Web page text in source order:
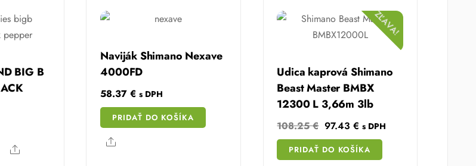
BIG B
Share
Naviják Shimano Nexave
4000FD
58.37€ s DPH
PRIDAŤ DO KOŠÍKA
Share
ZĽAVA!
Udica kaprová Shimano
Beast Master BMBX
12300 L 3,66m 3lb
108.25€ Original
price
was:
97.43€ Current
price
is:
s DPH
PRIDAŤ DO KOŠÍKA